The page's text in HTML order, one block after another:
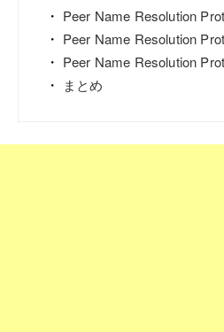
Peer Name Resolution
Peer Name Resolution
Peer Name Resolution
まとめ